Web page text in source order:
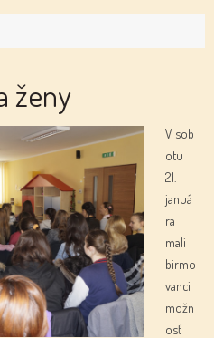
ženy
V sob
otu
21.
januá
ra
mali
birmo
vanci
možn
osť